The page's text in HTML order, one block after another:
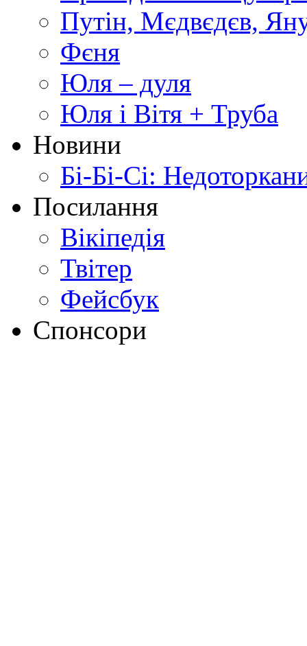
Путін, Мєдвєдєв,
Фєня
Юля – дуля
Юля і Вітя + Труба
Новини
Бі-Бі-Сі:
Посилання
Вікіпедія
Твітер
Фейсбук
Спонсори